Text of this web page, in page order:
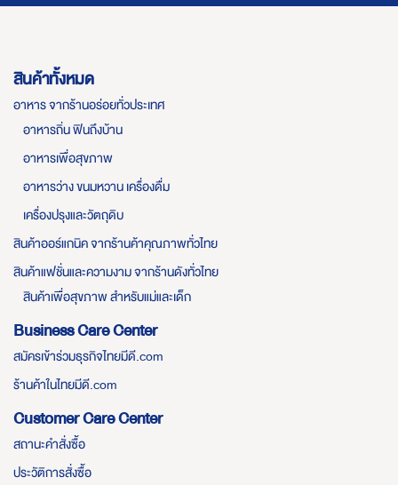
สินค้าทั้งหมด
อาหาร จากร้านอร่อยทั่วประเทศ
อาหารถิ่น ฟินถึงบ้าน
อาหารเพื่อสุขภาพ
อาหารว่าง ขนมหวาน เครื่องดื่ม
เครื่องปรุงและวัตถุดิบ
สินค้าออร์แกนิค จากร้านค้าคุณภาพทั่วไทย
สินค้าแฟชั่นและความงาม จากร้านดังทั่วไทย
สินค้าเพื่อสุขภาพ สำหรับแม่และเด็ก
Business Care Center
สมัครเข้าร่วมธุรกิจไทยมีดี.com
ร้านค้าในไทยมีดี.com
Customer Care Center
สถานะคำสั่งซื้อ
ประวัติการสั่งซื้อ